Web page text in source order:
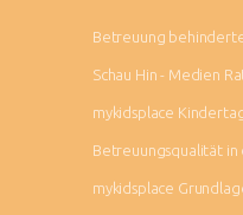
Betreuung
Schau Hin - Medien
mykidsplace
Betreuungsqualität
mykidsplace